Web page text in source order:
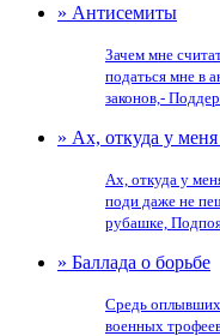
» Антисемиты
Зачем мне
податься мне в
законов,-
» Ах, откуда у
Ах, откуда у
поди даже не
рубашке,
» Баллада о борьбе
Сpедь оплывших
военных